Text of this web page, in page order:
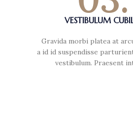
VESTIBULUM
Gravida morbi platea at
a id id suspendisse
vestibulum. Praesent